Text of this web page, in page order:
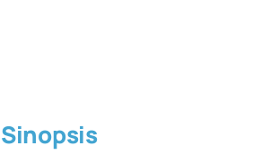
Sinopsis